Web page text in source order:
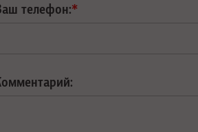
телефон:*